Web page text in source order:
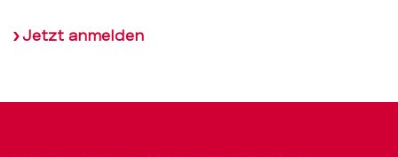
Jetzt anmelden